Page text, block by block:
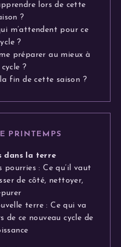
lors de cette
?
m’attendent pour ce
?
préparer au mieux à
cycle ?
fin de cette saison ?
PRINTEMPS
dans la terre
pourries : Ce qu’il vaut
de côté, nettoyer,
terre : Ce qui va
de ce nouveau cycle de